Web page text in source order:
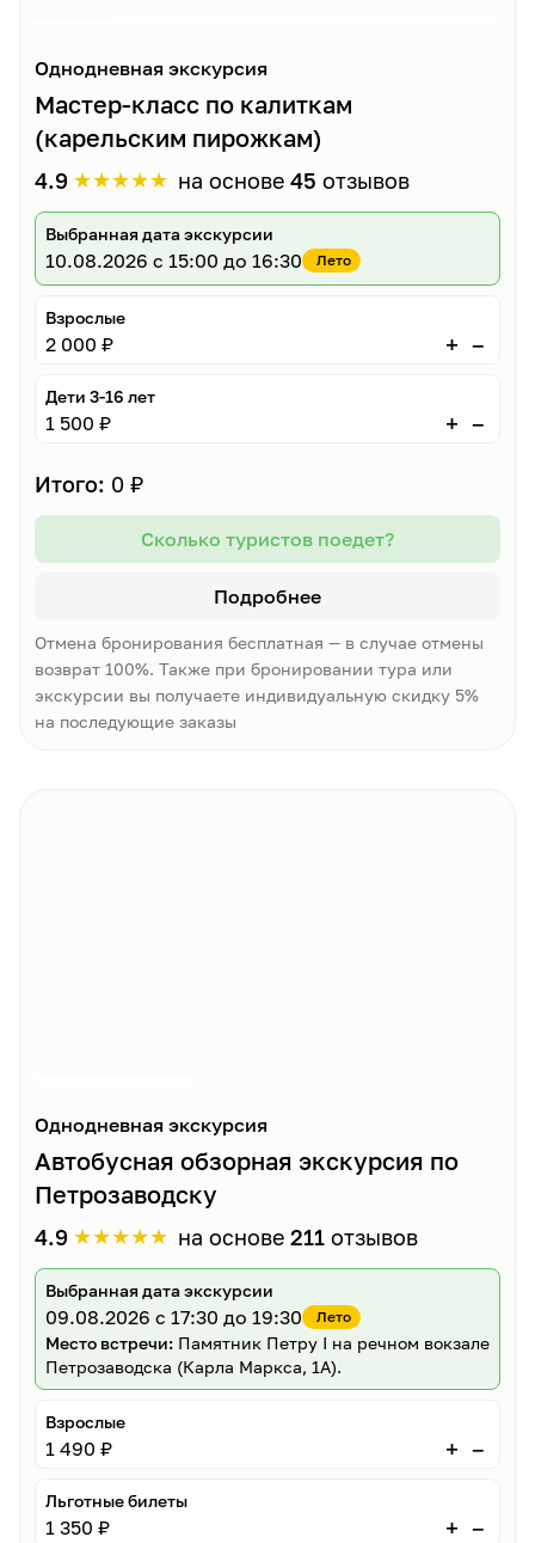
Однодневная экскурсия
Мастер-класс по калиткам
(карельским пирожкам)
4.9 ★★★★★ на основе 45 отзывов
Выбранная дата экскурсии
10.08.2026 с 15:00 до 16:30 Лето
Взрослые
2 000 ₽ + –
Дети 3-16 лет
1 500 ₽ + –
Итого: 0 ₽
Сколько туристов поедет?
Подробнее
Отмена бронирования бесплатная — в случае отмены
возврат 100%. Также при бронировании тура или
экскурсии вы получаете индивидуальную скидку 5%
на последующие заказы
Однодневная экскурсия
Автобусная обзорная экскурсия по
Петрозаводску
4.9 ★★★★★ на основе 211 отзывов
Выбранная дата экскурсии
09.08.2026 с 17:30 до 19:30 Лето
Место встречи: Памятник Петру I на речном вокзале
Петрозаводска (Карла Маркса, 1А).
Взрослые
1 490 ₽ + –
Льготные билеты
1 350 ₽ + –